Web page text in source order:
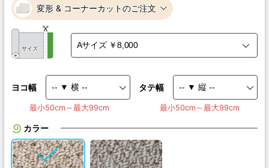
変形 & コーナーカットのご注文
サイズ
ヨコ幅 タテ幅
最小50cm～最大99cm 最小50cm～最大99cm
カラー